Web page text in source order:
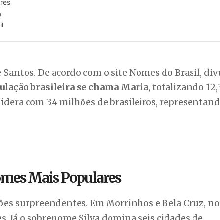
Santos. De acordo com o site Nomes do Brasil,
brasileira se chama Maria, totalizando
com 34 milhões de brasileiros,
Mais Populares
surpreendentes. Em Morrinhos e Bela Cruz, no
Já o sobrenome Silva domina seis cidades de